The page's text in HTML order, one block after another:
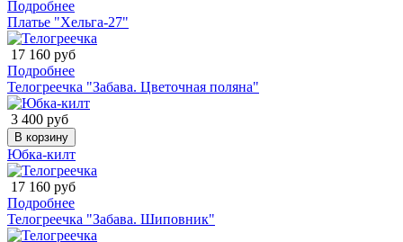
Подробнее
Платье "Хельга-27"
17 160 руб
Подробнее
Телогреечка "Забава. Цветочная поляна"
3 400 руб
В корзину
Юбка-килт
17 160 руб
Подробнее
Телогреечка "Забава. Шиповник"